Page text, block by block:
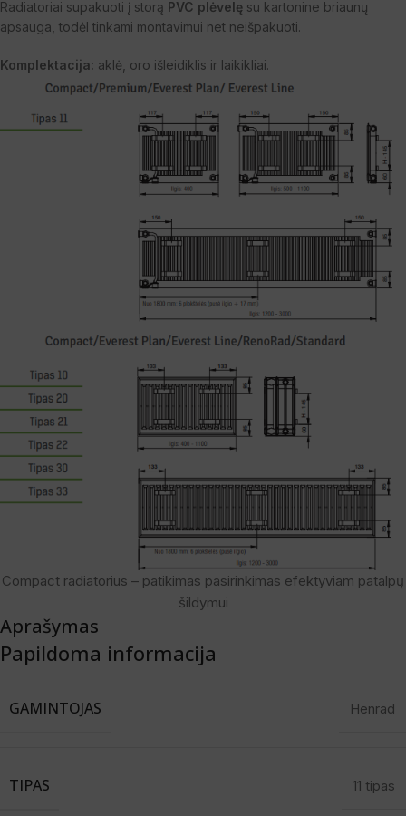
Radiatoriai supakuoti į storą PVC plėvelę su kartonine briaunų
apsauga, todėl tinkami montavimui net neišpakuoti.
Komplektacija: aklė, oro išleidiklis ir laikikliai.
Compact radiatorius – patikimas pasirinkimas efektyviam patalpų
šildymui
Aprašymas
Papildoma informacija
GAMINTOJAS Henrad
TIPAS 11 tipas